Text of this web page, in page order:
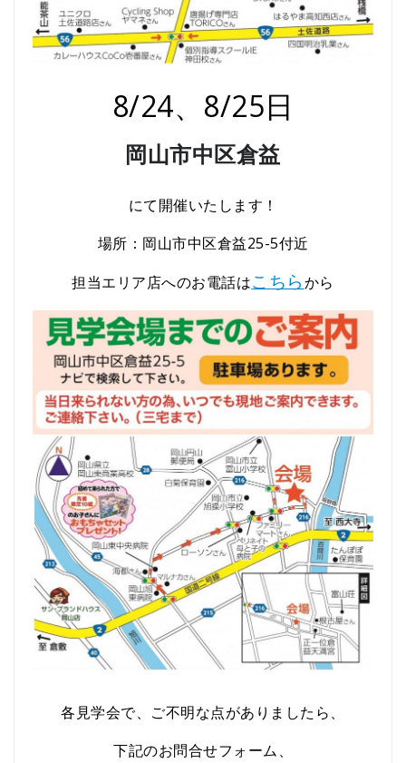
8/24、8/25日
岡山市中区倉益
にて開催いたします！
場所：岡山市中区倉益25-5付近
担当エリア店へのお電話はこちらから
各見学会で、ご不明な点がありましたら、
下記のお問合せフォーム、